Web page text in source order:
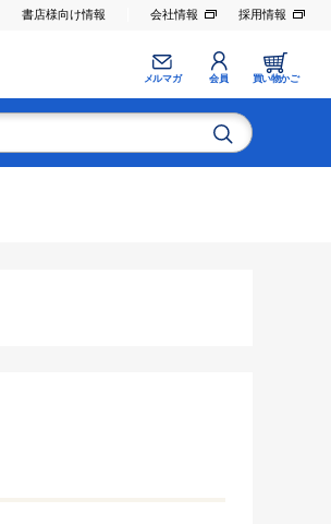
書店様向け情報 会社情報 採用情報
メルマガ 会員 買い物かご